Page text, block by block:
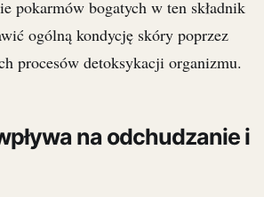
pokarmów bogatych w ten składnik
ogólną kondycję skóry poprzez
procesów detoksykacji organizmu.
na odchudzanie i